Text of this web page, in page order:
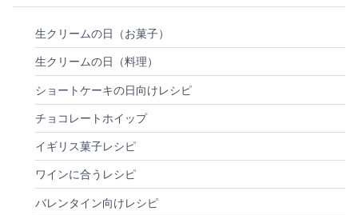
生クリームの日（お菓子）
生クリームの日（料理）
ショートケーキの日向けレシピ
チョコレートホイップ
イギリス菓子レシピ
ワインに合うレシピ
バレンタイン向けレシピ